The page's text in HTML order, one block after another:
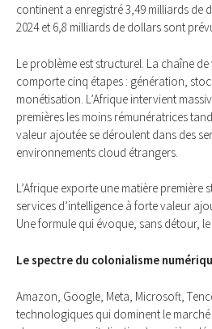
continent a enregistré 3,49 milliards de
2024 et 6,8 milliards de dollars sont
Le problème est structurel. La chaîne
comporte cinq étapes : génération,
monétisation. L’Afrique intervient
premières les moins rémunératrices
valeur ajoutée se déroulent dans des
environnements cloud étrangers.
L’Afrique exporte une matière première
services d’intelligence à forte valeur
Une formule qui évoque, sans détour,
Le spectre du colonialisme
Amazon, Google, Meta, Microsoft,
technologiques qui dominent le